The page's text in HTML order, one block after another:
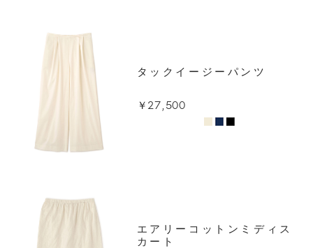
タックイージーパンツ
￥27,500
エアリーコットンミディス
カート